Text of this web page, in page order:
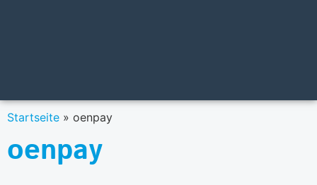
Startseite » oenpay
oenpay